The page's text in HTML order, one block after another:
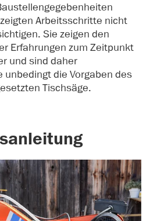
Arbeitsschritte nicht
Sie zeigen den
Erfahrungen zum Zeitpunkt
und sind daher
unbedingt die Vorgaben des
Tischsäge.